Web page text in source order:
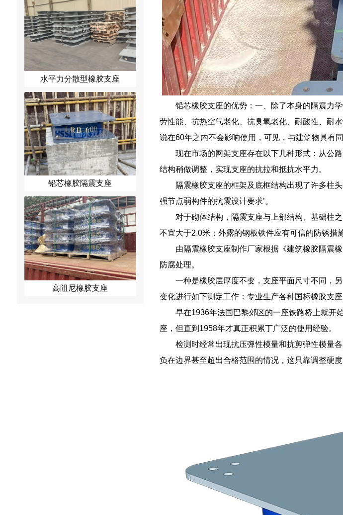
水平力分散型橡胶支座
铅芯橡胶隔震支座
高阻尼橡胶支座
铅芯橡胶支座的优势：一、除了本身的隔震力
劳性能、抗热空气老化、抗臭氧老化、耐酸性、耐
说在60年之内不会影响使用，可见，与建筑物具有同
现在市场的网架支座存在以下几种形式：从公
结构稍做调整，实现支座的抗拉和抵抗水平力。
隔震橡胶支座的框架及底框结构出现了许多柱
强节点弱构件的抗震设计要求’。
对于砌体结构，隔震支座与上部结构、基础柱
不宜大于2.0米；外露的钢板铁件应有可信的防锈措
由隔震橡胶支座制作厂家根据《建筑橡胶隔震
防腐处理。
一种是橡胶层厚度不变，支座平面尺寸不同，
变化进行如下测定工作：专业生产各种国标橡胶支
早在1936年法国巴黎郊区的一座铁路桥上就开
座，但直到1958年才真正积累丁广泛的使用经验。
检测时经常出现抗压弹性模量和抗剪弹性模量
负在边界甚至超出合格范围的情况，这只靠调整硬